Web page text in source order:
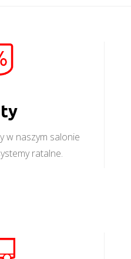
w naszym salonie
ratalne.